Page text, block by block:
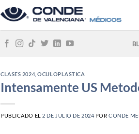
CLASES 2024,OCULOPLASTICA
Intensamente US
PUBLICADO EL 2 DE JULIO DE 2024PORCONDE